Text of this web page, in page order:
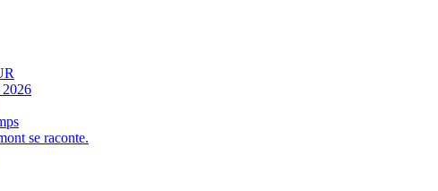
se raconte.